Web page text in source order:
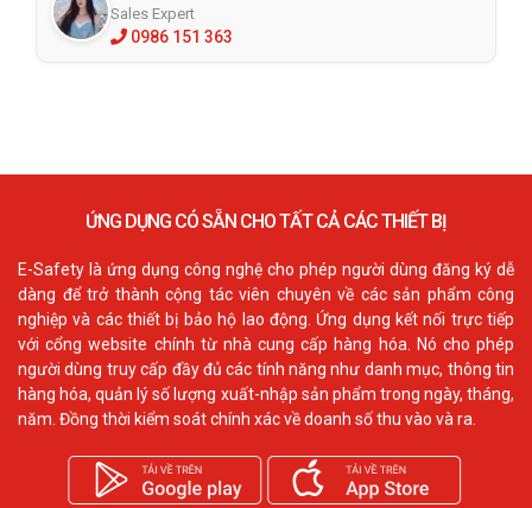
Sales Expert
0986 151 363
ỨNG DỤNG CÓ SẴN CHO TẤT CẢ CÁC THIẾT BỊ
E-Safety là ứng dụng công nghệ cho phép người dùng đăng ký dễ
dàng để trở thành cộng tác viên chuyên về các sản phẩm công
nghiệp và các thiết bị bảo hộ lao động. Ứng dụng kết nối trực tiếp
với cổng website chính từ nhà cung cấp hàng hóa. Nó cho phép
người dùng truy cấp đầy đủ các tính năng như danh mục, thông tin
hàng hóa, quản lý số lượng xuất-nhập sản phẩm trong ngày, tháng,
năm. Đồng thời kiểm soát chính xác về doanh số thu vào và ra.